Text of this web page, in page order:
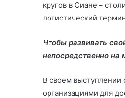
кругов в Сиане –
логистический
Чтобы развивать
непосредственно на
В своем выступлении
организациями для